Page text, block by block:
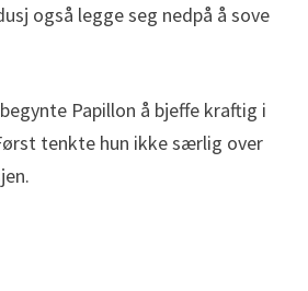
også legge seg nedpå å sove
Papillon å bjeffe kraftig i
tenkte hun ikke særlig over